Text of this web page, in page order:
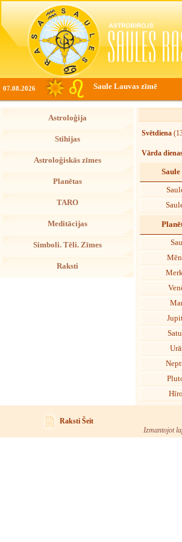
07.08.2026 Saule Lauvas zīmē
Astroloģija
Stihijas
Astroloģiskās zīmes
Planētas
TARO
Meditācijas
Simboli. Tēli. Zīmes
Raksti
Svētdiena
Vārda
Saule
Raksti Šeit
Izmantojot